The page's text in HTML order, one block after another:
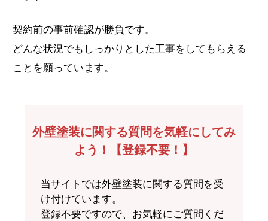
契約前の事前確認が勝負です。
どんな状況でもしっかりとした工事をしてもらえる
ことを願っています。
外壁塗装に関する質問を気軽にしてみ
よう！【登録不要！】
当サイトでは外壁塗装に関する質問を受
け付けています。
登録不要ですので、お気軽にご質問くだ